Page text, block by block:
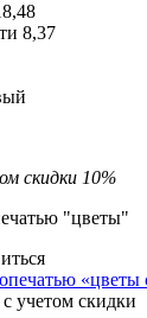
8,37
скидки 10%
«цветы
учетом скидки